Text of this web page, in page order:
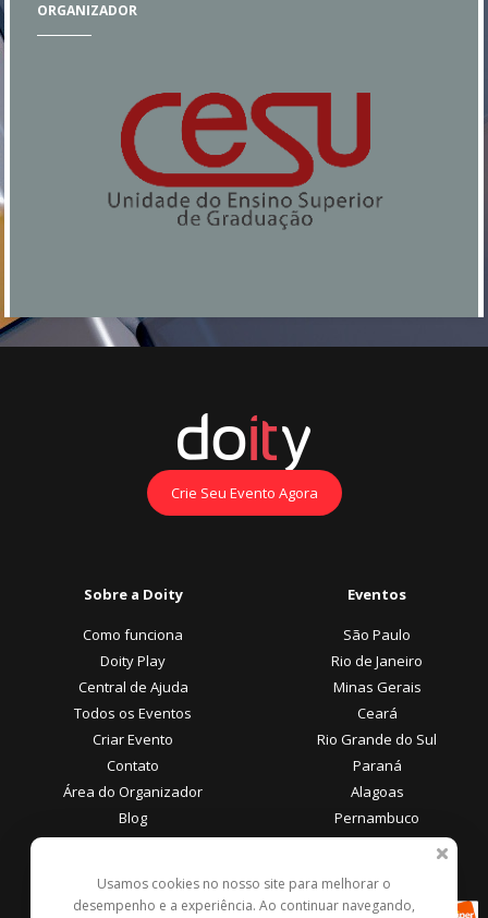
ORGANIZADOR
Crie Seu Evento Agora
Sobre a Doity
Como funciona
Doity Play
Central de Ajuda
Todos os Eventos
Criar Evento
Contato
Área do Organizador
Blog
Eventos
São Paulo
Rio de Janeiro
Minas Gerais
Ceará
Rio Grande do Sul
Paraná
Alagoas
Pernambuco
Área do Participante Formas de Pagamento
Usamos cookies no nosso site para melhorar o
desempenho e a experiência. Ao continuar navegando,